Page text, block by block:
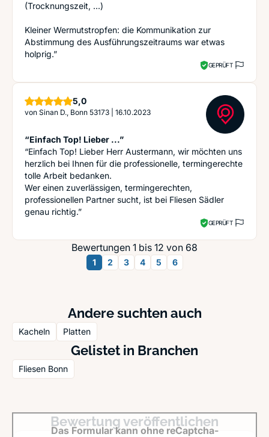
(Trocknungszeit, ...)
Kleiner Wermutstropfen: die Kommunikation zur
Abstimmung des Ausführungszeitraums war etwas
holprig.”
GEPRÜFT
5,0Sterne
von Sinan D., Bonn 53173 16.10.2023
“Einfach Top! Lieber ...”
“Einfach Top! Lieber Herr Austermann, wir möchten uns
herzlich bei Ihnen für die professionelle, termingerechte
tolle Arbeit bedanken.
Wer einen zuverlässigen, termingerechten,
professionellen Partner sucht, ist bei Fliesen Sädler
genau richtig.”
GEPRÜFT
Bewertungen 1 bis 12 von 68
1 2 3 4 5 6
Andere suchten auch
Kacheln Platten
Gelistet in Branchen
Fliesen Bonn
Bewertung veröffentlichen
Das Formular kann ohne reCaptcha-